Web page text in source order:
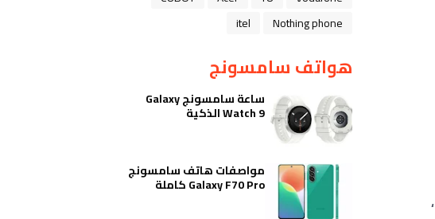
Nothing phone
itel
هواتف سامسونج
ساعة سامسونج Galaxy
Watch 9 الذكية
مواصفات هاتف سامسونج
Galaxy F70 Pro كاملة